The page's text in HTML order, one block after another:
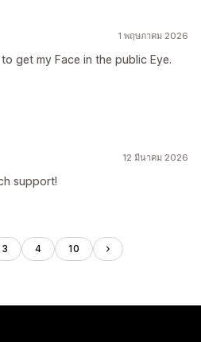
1 พฤษภาคม 2026
get my Face in the public Eye.
12 มีนาคม 2026
support!
3 4 10